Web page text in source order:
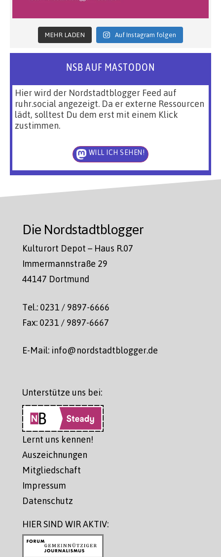
MEHR LADEN Auf Instagram folgen
NSB AUF MASTODON
Hier wird der Nordstadtblogger Feed auf
ruhr.social angezeigt. Da er externe Ressourcen
lädt, solltest Du dem erst mit einem Klick
zustimmen.
WILL ICH SEHEN!
Die Nordstadtblogger
Kulturort Depot – Haus R.07
Immermannstraße 29
44147 Dortmund
Tel.: 0231 / 9897-6666
Fax: 0231 / 9897-6667
E-Mail: info@nordstadtblogger.de
Unterstütze uns bei:
Lernt uns kennen!
Auszeichnungen
Mitgliedschaft
Impressum
Datenschutz
HIER SIND WIR AKTIV: